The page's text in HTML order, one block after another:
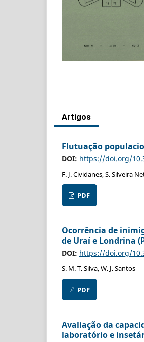
Artigos
Flutuação
DOI: https://doi.org/
F. J. Cividanes, S. Silveira
PDF
Ocorrência de
de Uraí e Londrina
DOI: https://doi.org/
S. M. T. Silva, W. J. Santos
PDF
Avaliação da
laboratório e